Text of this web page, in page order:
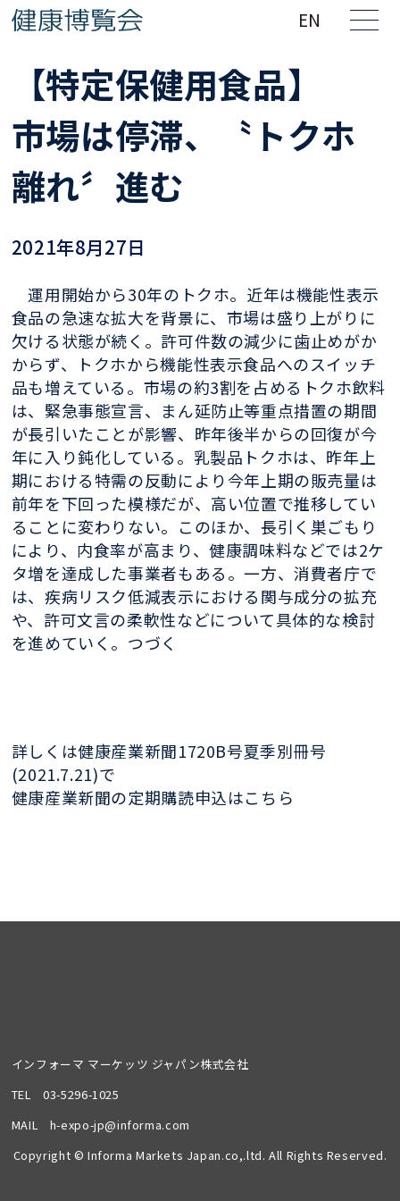
EN
【特定保健用食品】
市場は停滞、〝トクホ
離れ〞進む
2021年8月27日
運用開始から30年のトクホ。近年は機能性表示
食品の急速な拡大を背景に、市場は盛り上がりに
欠ける状態が続く。許可件数の減少に歯止めがか
からず、トクホから機能性表示食品へのスイッチ
品も増えている。市場の約3割を占めるトクホ飲料
は、緊急事態宣言、まん延防止等重点措置の期間
が長引いたことが影響、昨年後半からの回復が今
年に入り鈍化している。乳製品トクホは、昨年上
期における特需の反動により今年上期の販売量は
前年を下回った模様だが、高い位置で推移してい
ることに変わりない。このほか、長引く巣ごもり
により、内食率が高まり、健康調味料などでは2ケ
タ増を達成した事業者もある。一方、消費者庁で
は、疾病リスク低減表示における関与成分の拡充
や、許可文言の柔軟性などについて具体的な検討
を進めていく。つづく
詳しくは健康産業新聞1720B号夏季別冊号
(2021.7.21)で
健康産業新聞の定期購読申込はこちら
インフォーマ マーケッツ ジャパン株式会社
TEL03-5296-1025
MAIL h-expo-jp@informa.com
Copyright © Informa Markets Japan.co,.ltd. All Rights Reserved.